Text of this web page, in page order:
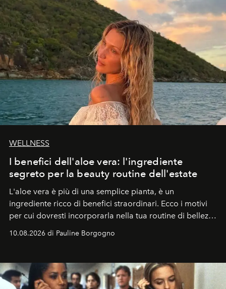
WELLNESS
I benefici dell'aloe vera: l'ingrediente
segreto per la beauty routine dell'estate
L'aloe vera è più di una semplice pianta, è un
ingrediente ricco di benefici straordinari. Ecco i motivi
per cui dovresti incorporarla nella tua routine di bellezza
e benessere.
10.08.2026 di Pauline Borgogno